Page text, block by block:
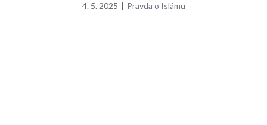
4. 5. 2025 | Pravda o Islámu